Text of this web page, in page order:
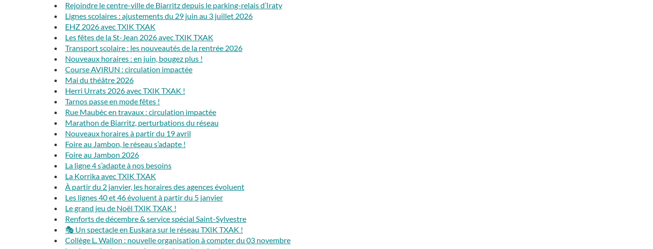
Rejoindre le centre-ville de Biarritz depuis le parking-relais d’Iraty
Lignes scolaires : ajustements du 29 juin au 3 juillet 2026
EHZ 2026 avec TXIK TXAK
Les fêtes de la St-Jean 2026 avec TXIK TXAK
Transport scolaire : les nouveautés de la rentrée 2026
Nouveaux horaires : en juin, bougez plus !
Course AVIRUN : circulation impactée
Mai du théâtre 2026
Herri Urrats 2026 avec TXIK TXAK !
Tarnos passe en mode fêtes !
Rue Maubèc en travaux : circulation impactée
Marathon de Biarritz, perturbations du réseau
Nouveaux horaires à partir du 19 avril
Foire au Jambon, le réseau s’adapte !
Foire au Jambon 2026
La ligne 4 s’adapte à nos besoins
La Korrika avec TXIK TXAK
À partir du 2 janvier, les horaires des agences évoluent
Les lignes 40 et 46 évoluent à partir du 5 janvier
Le grand jeu de Noël TXIK TXAK !
Renforts de décembre & service spécial Saint-Sylvestre
🎭 Un spectacle en Euskara sur le réseau TXIK TXAK !
Collège L. Wallon : nouvelle organisation à compter du 03 novembre